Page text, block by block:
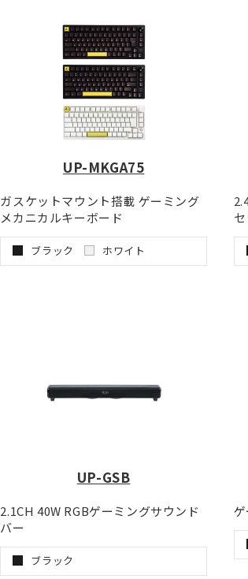
UP-MKGA75
ガスケットマウント搭載 ゲーミング
メカニカルキーボード
ブラック ホワイト
UP-GSB
2.1CH 40W RGBゲーミングサウンド
バー
ブラック